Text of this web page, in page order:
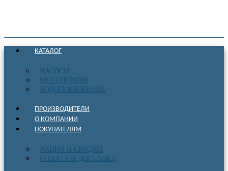
КАТАЛОГ
НАСОСЫ
МОТОПОМПЫ
ВОДОПОНИЖЕНИЕ
ПРОИЗВОДИТЕЛИ
О КОМПАНИИ
ПОКУПАТЕЛЯМ
АКЦИИ И СКИДКИ
ОПЛАТА И ДОСТАВКА